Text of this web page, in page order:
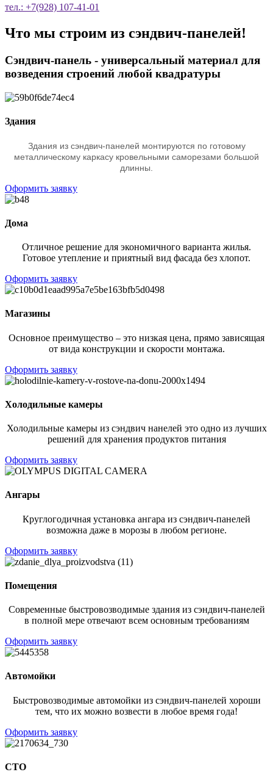
тел.: +7(928) 107-41-01
Что мы строим из сэндвич-панелей!
Сэндвич-панель - универсальный материал для
возведения строений любой квадратуры
Здания
Здания из сэндвич-панелей монтируются по готовому
металлическому каркасу кровельными саморезами большой
длинны.
Оформить заявку
Дома
Отличное решение для экономичного варианта жилья.
Готовое утепление и приятный вид фасада без хлопот.
Оформить заявку
Магазины
Основное преимущество – это низкая цена, прямо зависящая
от вида конструкции и скорости монтажа.
Оформить заявку
Холодильные камеры
Холодильные камеры из сэндвич нанелей это одно из лучших
решений для хранения продуктов питания
Оформить заявку
Ангары
Круглогодичная установка ангара из сэндвич-панелей
возможна даже в морозы в любом регионе.
Оформить заявку
Помещения
Современные быстровозводимые здания из сэндвич-панелей
в полной мере отвечают всем основным требованиям
Оформить заявку
Автомойки
Быстровозводимые автомойки из сэндвич-панелей хороши
тем, что их можно возвести в любое время года!
Оформить заявку
СТО